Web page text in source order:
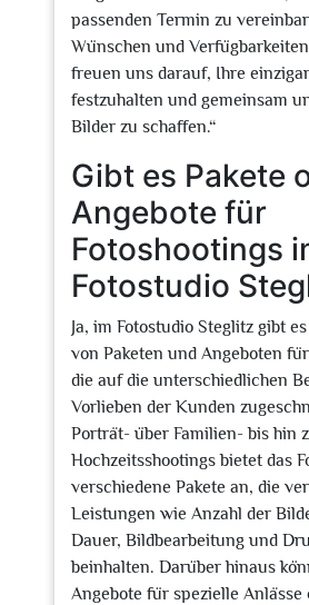
passenden Termin zu
Wünschen und
freuen uns darauf, Ihre
festzuhalten und gemeinsam
Bilder zu schaffen.“
Gibt es Pakete
Angebote für
Fotoshootings
Fotostudio
Ja, im Fotostudio Steglitz gibt
von Paketen und Angeboten
die auf die unterschiedlichen
Vorlieben der Kunden
Porträt- über Familien- bis hin
Hochzeitsshootings bietet das
verschiedene Pakete an, die
Leistungen wie Anzahl der
Dauer, Bildbearbeitung und
beinhalten. Darüber hinaus
Angebote für spezielle Anlässe